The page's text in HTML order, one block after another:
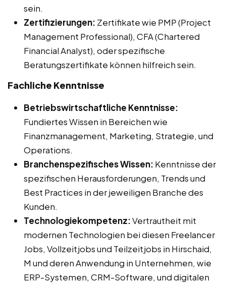
sein.
Zertifizierungen: Zertifikate wie PMP (Project
Management Professional), CFA (Chartered
Financial Analyst), oder spezifische
Beratungszertifikate können hilfreich sein.
Fachliche Kenntnisse
Betriebswirtschaftliche Kenntnisse:
Fundiertes Wissen in Bereichen wie
Finanzmanagement, Marketing, Strategie, und
Operations.
Branchenspezifisches Wissen: Kenntnisse der
spezifischen Herausforderungen, Trends und
Best Practices in der jeweiligen Branche des
Kunden.
Technologiekompetenz:Vertrautheit mit
modernen Technologien bei diesen Freelancer
Jobs, Vollzeitjobs und Teilzeitjobs in Hirschaid,
M und deren Anwendung in Unternehmen, wie
ERP-Systemen, CRM-Software, und digitalen